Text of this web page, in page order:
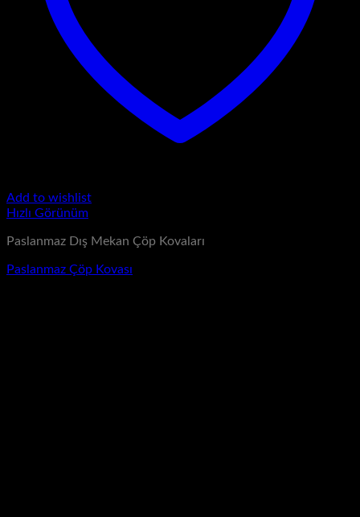
Add to wishlist
Hızlı Görünüm
Paslanmaz Dış Mekan Çöp Kovaları
Paslanmaz Çöp Kovası